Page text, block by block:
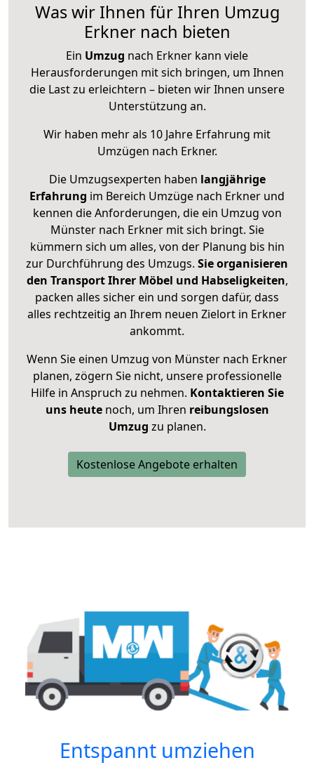
Was wir Ihnen für Ihren Umzug
Erkner nach bieten
Ein Umzug nach Erkner kann viele
Herausforderungen mit sich bringen, um Ihnen
die Last zu erleichtern – bieten wir Ihnen unsere
Unterstützung an.
Wir haben mehr als 10 Jahre Erfahrung mit
Umzügen nach Erkner.
Die Umzugsexperten haben langjährige
Erfahrung im Bereich Umzüge nach Erkner und
kennen die Anforderungen, die ein Umzug von
Münster nach Erkner mit sich bringt. Sie
kümmern sich um alles, von der Planung bis hin
zur Durchführung des Umzugs. Sie organisieren
den Transport Ihrer Möbel und Habseligkeiten,
packen alles sicher ein und sorgen dafür, dass
alles rechtzeitig an Ihrem neuen Zielort in Erkner
ankommt.
Wenn Sie einen Umzug von Münster nach Erkner
planen, zögern Sie nicht, unsere professionelle
Hilfe in Anspruch zu nehmen. Kontaktieren Sie
uns heutenoch, um Ihren reibungslosen
Umzug zu planen.
Kostenlose Angebote erhalten
Entspannt umziehen